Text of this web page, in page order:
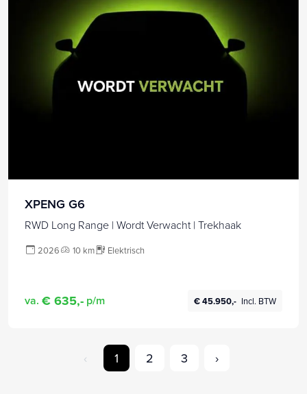
XPENG G6
RWD Long Range | Wordt Verwacht | Trekhaak
2026 10 km Elektrisch
va. € 635,- p/m € 45.950,- Incl. BTW
‹ 1 2 3 ›